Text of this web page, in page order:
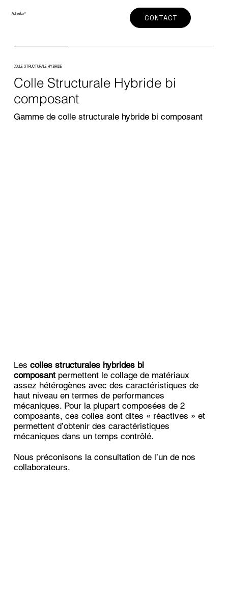
Adheko® CONTACT
COLLE STRUCTURALE HYBRIDE
Colle Structurale Hybride bi
composant
Gamme de colle structurale hybride bi composant
Les colles structurales hybrides bi
composantpermettent le collage de matériaux
assez hétérogènes avec des caractéristiques de
haut niveau en termes de performances
mécaniques. Pour la plupart composées de 2
composants, ces colles sont dites « réactives » et
permettent d’obtenir des caractéristiques
mécaniques dans un temps contrôlé.
Nous préconisons la consultation de l’un de nos
collaborateurs.